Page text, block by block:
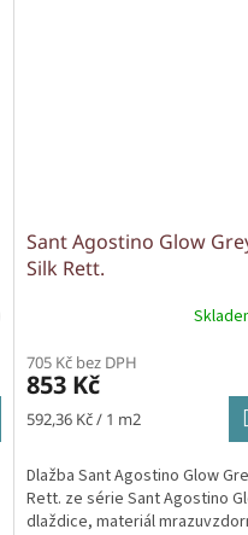
Sant Agostino Glow
Silk Rett.
705 Kč bez DPH
853 Kč
Měrná
592,36 Kč / 1 m2
Dlažba Sant Agostino Glow
Rett. ze série Sant Agostino
dlaždice, materiál